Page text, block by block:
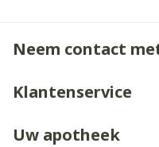
Neem contact
Klantenservice
Uw apotheek